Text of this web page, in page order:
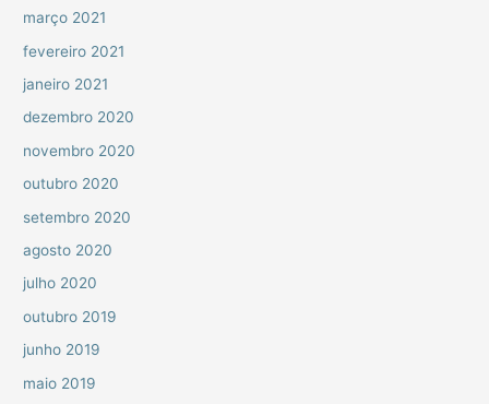
março 2021
fevereiro 2021
janeiro 2021
dezembro 2020
novembro 2020
outubro 2020
setembro 2020
agosto 2020
julho 2020
outubro 2019
junho 2019
maio 2019